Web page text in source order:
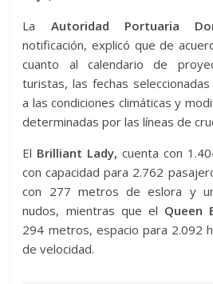
La Autoridad Portuaria
notificación, explicó que de
cuanto al calendario de
turistas, las fechas
a las condiciones climáticas y
determinadas por las líneas de
El Brilliant Lady, cuenta con
con capacidad para 2.762
con 277 metros de eslora y
nudos, mientras que el Queen
294 metros, espacio para 2.092
de velocidad.